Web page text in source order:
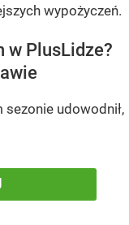
wypożyczeń.
w PlusLidze?
udowodnił,